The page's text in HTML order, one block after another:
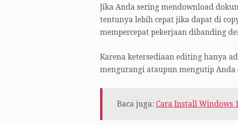
Jika Anda sering mendownload
tentunya lebih cepat jika dapat di
mempercepat pekerjaan dibanding
Karena ketersediaan editing hanya
mengurangi ataupun mengutip
Baca juga: Cara Install Windows